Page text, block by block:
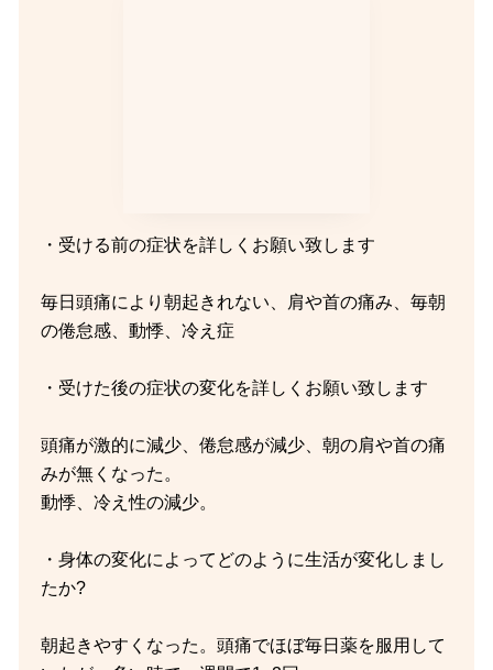
・受ける前の症状を詳しくお願い致します
毎日頭痛により朝起きれない、肩や首の痛み、毎朝
の倦怠感、動悸、冷え症
・受けた後の症状の変化を詳しくお願い致します
頭痛が激的に減少、倦怠感が減少、朝の肩や首の痛
みが無くなった。
動悸、冷え性の減少。
・身体の変化によってどのように生活が変化しまし
たか?
朝起きやすくなった。頭痛でほぼ毎日薬を服用して